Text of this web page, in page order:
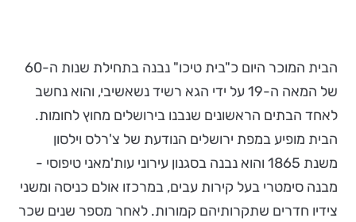
הבית המוכר היום כ"בית טיכו" נבנה בתחילת שנות ה-60
של המאה ה-19 על ידי הגא רשיד נשאשיבי, והוא נחשב
לאחד הבתים הראשונים שנבנו בירושלים מחוץ לחומות.
הבית מופיע במפת ירושלים הנודעת של צ'רלס וילסון
משנת 1865 והוא נבנה בסגנון עירוני עות'מאני טיפוסי -
מבנה סימטרי בעל קירות עבים, במרכזו אולם כניסה ומשני
צידיו חדרים שתקרותיהם קמורות. לאחר מספר שנים שכר